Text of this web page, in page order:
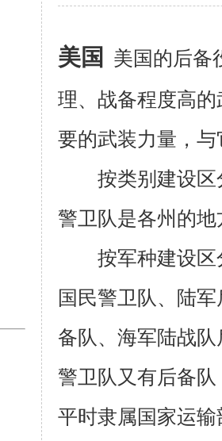
美国
美国的后备
理、战备程度高
要的武装力量，
按类别建设
警卫队是各州的
按军种建设
国民警卫队、陆
备队、海军陆战
警卫队又有后备
平时隶属国家运